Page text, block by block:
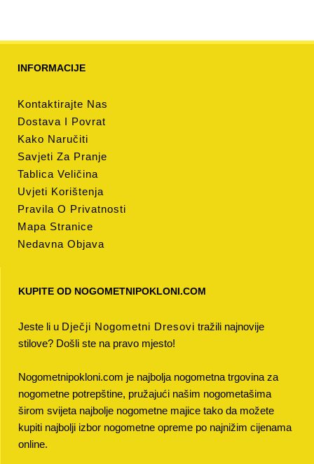
INFORMACIJE
Kontaktirajte Nas
Dostava I Povrat
Kako Naručiti
Savjeti Za Pranje
Tablica Veličina
Uvjeti Korištenja
Pravila O Privatnosti
Mapa Stranice
Nedavna Objava
KUPITE OD NOGOMETNIPOKLONI.COM
Jeste li u Dječji Nogometni Dresovi tražili najnovije
stilove? Došli ste na pravo mjesto!
Nogometnipokloni.com je najbolja nogometna trgovina za
nogometne potrepštine, pružajući našim nogometašima
širom svijeta najbolje nogometne majice tako da možete
kupiti najbolji izbor nogometne opreme po najnižim cijenama
online.